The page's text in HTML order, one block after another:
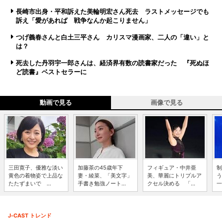
長崎市出身・平和訴えた美輪明宏さん死去 ラストメッセージでも
訴え「愛があれば 戦争なんか起こりません」
つげ義春さんと白土三平さん カリスマ漫画家、二人の「違い」と
は？
死去した丹羽宇一郎さんは、経済界有数の読書家だった 『死ぬほ
ど読書』ベストセラーに
動画で見る 画像で見る
三田寛子、優雅な淡い
黄色の着物姿で上品な
たたずまいで ...
加藤茶の45歳年下
妻・綾菜、「美文字」
手書き勉強ノート...
フィギュア・中井亜
美、華麗にトリプルア
クセル決める 「...
J-CAST トレンド